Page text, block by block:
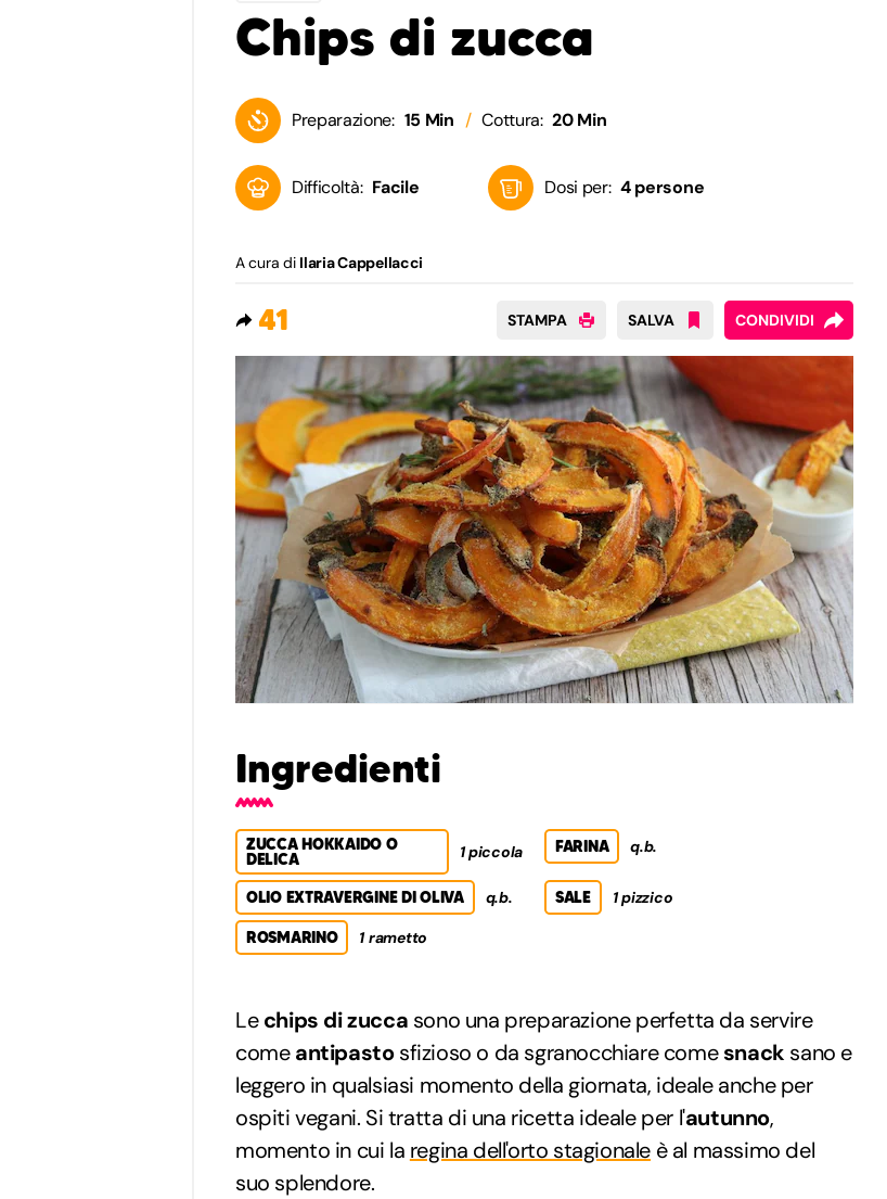
Chips di zucca
Preparazione: 15 Min Cottura: 20 Min
Difficoltà: Facile Dosi per: 4 persone
A cura di Ilaria Cappellacci
41 STAMPA SALVA CONDIVIDI
Ingredienti
ZUCCA HOKKAIDO O
DELICA 1 piccola FARINA q.b.
OLIO EXTRAVERGINE DI OLIVA q.b. SALE 1 pizzico
ROSMARINO 1 rametto
Lechips di zucca sono una preparazione perfetta da servire
comeantipastosfizioso o da sgranocchiare comesnack sano e
leggero in qualsiasi momento della giornata, ideale anche per
ospiti vegani. Si tratta di una ricetta ideale per l'autunno,
momento in cui la regina dell'orto stagionale è al massimo del
suo splendore.